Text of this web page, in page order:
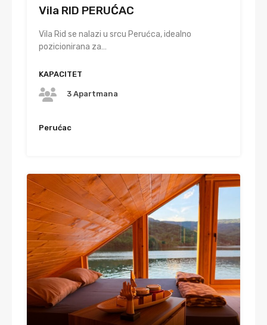
Vila RID PERUĆAC
Vila Rid se nalazi u srcu Perućca, idealno
pozicionirana za…
KAPACITET
3 Apartmana
Perućac